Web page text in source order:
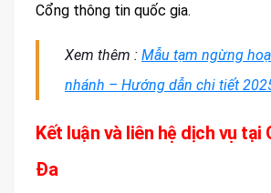
Cổng thông tin quốc gia.
Xem thêm : Mẫu tạm ngừng
nhánh – Hướng dẫn chi tiết
Kết luận và liên hệ dịch vụ tại
Đa